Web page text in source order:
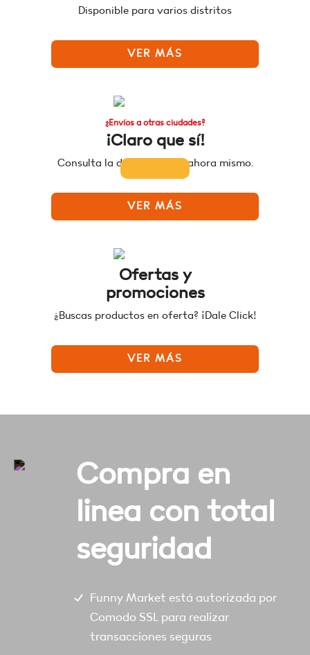
Disponible para varios distritos
VER MÁS
¿Envíos a otras ciudades?
¡Claro que sí!
Consulta la disponibilidad ahora mismo.
VER MÁS
Ofertas y
promociones
¿Buscas productos en oferta? ¡Dale Click!
VER MÁS
Compra en
linea con total
seguridad
Funny Market está autorizada por
Comodo SSL para realizar
transacciones seguras